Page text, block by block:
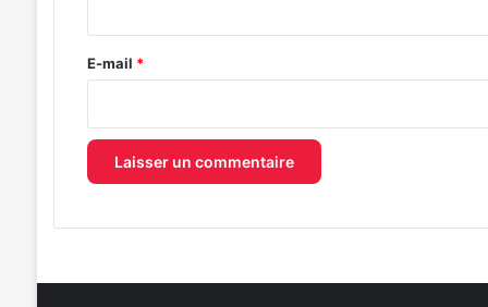
e
E-mail *